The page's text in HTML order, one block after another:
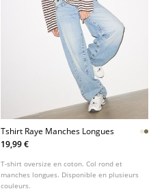
Tshirt Raye Manches Longues
19,99 €
T-shirt oversize en coton. Col rond et
manches longues. Disponible en plusieurs
couleurs.